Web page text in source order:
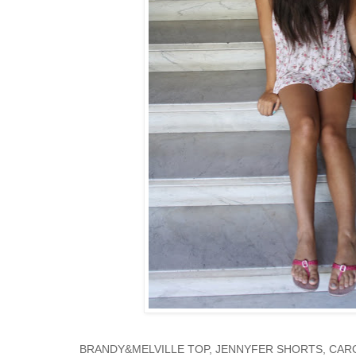
BRANDY&MELVILLE TOP, JENNYFER SHORTS,